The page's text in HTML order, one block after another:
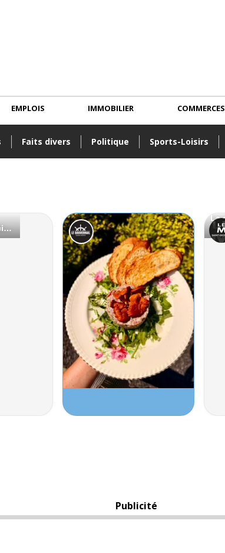
Faits divers Politique Sports-Loisirs
EMPLOIS IMMOBILIER COMMERCES
Publicité